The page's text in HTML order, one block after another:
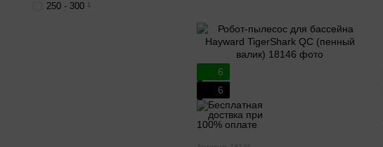
6
6
250 - 300 1